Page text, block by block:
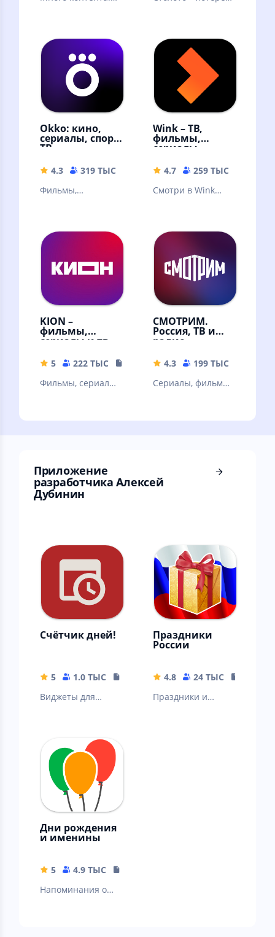
прямые эфиры,
сериалы и шоу
лото и другие
лотереи
Okko: кино,
сериалы, спорт,
ТВ
4.3 319 ТЫС
49.9 MB
Фильмы,
мультфильмы и ТВ-
каналы онлайн в
Wink – ТВ,
фильмы,
сериалы
4.7 259 ТЫС
Смотри в Wink
мультфильмы и ТВ
каналы
KION –
фильмы,
сериалы и тв
5 222 ТЫС
108.87 MB
Фильмы, сериалы
СМОТРИМ.
Россия, ТВ и
радио
4.3 199 ТЫС
Сериалы, фильмы,
Приложение
разработчика Алексей
Дубинин
Счётчик дней!
5 1.0 ТЫС
10.74 MB
Виджеты для
счетчик дней,
сколько прошло
времени.
Праздники
России
4.8 24 ТЫС
Праздники и
Дни рождения
и именины
5 4.9 ТЫС
Напоминания о